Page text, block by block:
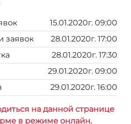
15.01.2020г. 09:00
заявок
28.01.2020г. 17:00
28.01.2020г. 17:30
29.01.2020г. 09:00
29.01.2020г. 16:00
на данной странице
в режиме онлайн.